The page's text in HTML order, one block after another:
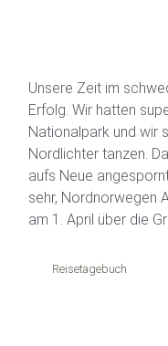
Unsere Zeit im
Erfolg. Wir hatten
Nationalpark und wir
Nordlichter tanzen.
aufs Neue
sehr, Nordnorwegen
am 1. April über die
Reisetagebuch